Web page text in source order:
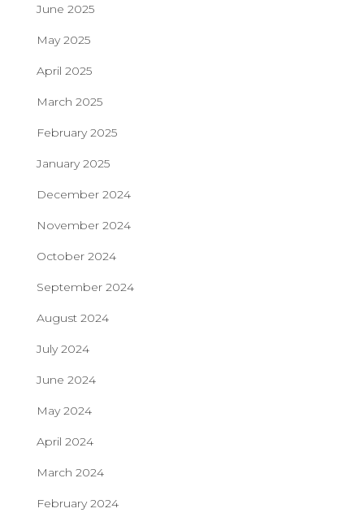
June 2025
May 2025
April 2025
March 2025
February 2025
January 2025
December 2024
November 2024
October 2024
September 2024
August 2024
July 2024
June 2024
May 2024
April 2024
March 2024
February 2024